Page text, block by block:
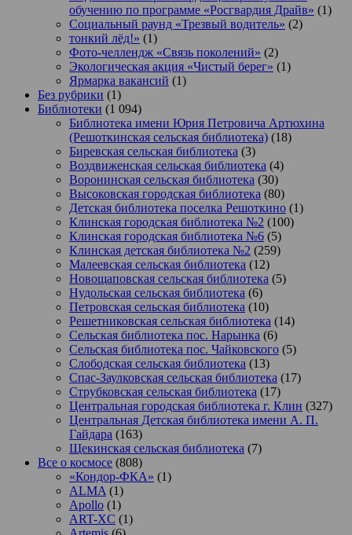
обучению по программе «Росгвардия Драйв» (1)
Социальный раунд «Трезвый водитель» (2)
тонкий лёд!» (1)
Фото-челлендж «Связь поколений» (2)
Экологическая акция «Чистый берег» (1)
Ярмарка вакансий (1)
Без рубрики (1)
Библиотеки (1 094)
Библиотека имени Юрия Петровича Артюхина
(Решоткинская сельская библиотека) (18)
Биревская сельская библиотека (3)
Воздвиженская сельская библиотека (4)
Воронинская сельская библиотека (30)
Высоковская городская библиотека (80)
Детская библиотека поселка Решоткино (1)
Клинская городская библиотека №2 (100)
Клинская городская библиотека №6 (5)
Клинская детская библиотека №2 (259)
Малеевская сельская библиотека (12)
Новощаповская сельская библиотека (5)
Нудольская сельская библиотека (6)
Петровская сельская библиотека (10)
Решетниковская сельская библиотека (14)
Сельская библиотека пос. Нарынка (6)
Сельская библиотека пос. Чайковского (5)
Слободская сельская библиотека (13)
Спас-Заулковская сельская библиотека (17)
Струбковская сельская библиотека (17)
Центральная городская библиотека г. Клин (327)
Центральная Детская библиотека имени А. П.
Гайдара (163)
Щекинская сельская библиотека (7)
Все о космосе (808)
«Кондор-ФКА» (1)
ALMA (1)
Apollo (1)
ART-XC (1)